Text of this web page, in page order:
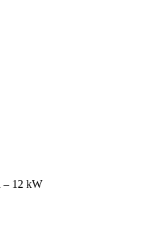
– 12 kW